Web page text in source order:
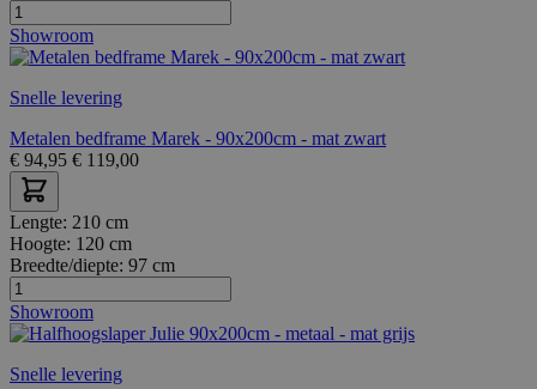
Showroom
Snelle levering
Metalen bedframe Marek - 90x200cm - mat zwart
€ 94,95 € 119,00
Lengte: 210 cm
Hoogte: 120 cm
Breedte/diepte: 97 cm
Showroom
Snelle levering